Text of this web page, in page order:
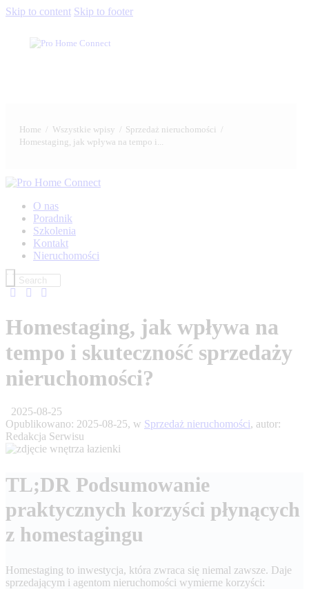
Skip to content Skip to footer
Home Wszystkie wpisy
Sprzedaż nieruchomości
Homestaging, jak wpływa na tempo i...
O nas
Poradnik
Szkolenia
Kontakt
Nieruchomości
Homestaging, jak wpływa na
tempo i skuteczność sprzedaży
nieruchomości?
2025-08-25
Opublikowano: 2025-08-25, w Sprzedaż nieruchomości, autor:
Redakcja Serwisu
TL;DR Podsumowanie
praktycznych korzyści płynących
z homestagingu
Homestaging to inwestycja, która zwraca się niemal zawsze. Daje
sprzedającym i agentom nieruchomości wymierne korzyści: